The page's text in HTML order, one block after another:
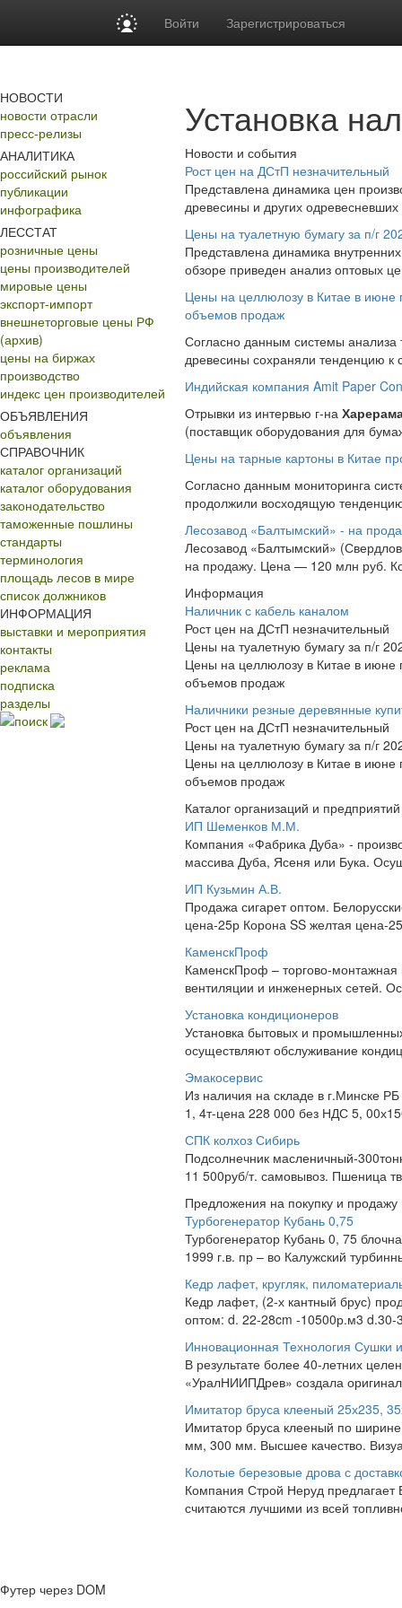
Войти Зарегистрироваться
НОВОСТИ
новости отрасли
пресс-релизы
АНАЛИТИКА
российский рынок
публикации
инфографика
ЛЕССТАТ
розничные цены
цены производителей
мировые цены
экспорт-импорт
внешнеторговые цены РФ
(архив)
цены на биржах
производство
индекс цен производителей
ОБЪЯВЛЕНИЯ
объявления
СПРАВОЧНИК
каталог организаций
каталог оборудования
законодательство
таможенные пошлины
стандарты
терминология
площадь лесов в мире
список должников
ИНФОРМАЦИЯ
выставки и мероприятия
контакты
реклама
подписка
разделы
поиск
Установка
Новости и события
Рост цен на ДСтП незначительный
Представлена динамика цен
древесины и других
Цены на туалетную бумагу за п/г
Представлена динамика
обзоре приведен анализ оптовых
Цены на целлюлозу в Китае в июне
объемов продаж
Согласно данным системы
древесины сохраняли тенденцию к
Индийская компания Amit Paper
Отрывки из интервью г-на
(поставщик оборудования для
Цены на тарные картоны в Китае
Согласно данным мониторинга
продолжили восходящую
Лесозавод «Балтымский» - на
Лесозавод «Балтымский»
на продажу. Цена — 120 млн руб.
Информация
Наличник с кабель каналом
Рост цен на ДСтП незначительный
Цены на туалетную бумагу за п/г
Цены на целлюлозу в Китае в июне
объемов продаж
Наличники резные деревянные
Рост цен на ДСтП незначительный
Цены на туалетную бумагу за п/г
Цены на целлюлозу в Китае в июне
объемов продаж
Каталог организаций и предприятий
ИП Шеменков М.М.
Компания «Фабрика Дуба» -
массива Дуба, Ясеня или Бука.
ИП Кузьмин А.В.
Продажа сигарет оптом.
цена-25р Корона SS желтая цена-
КаменскПроф
КаменскПроф – торгово-
вентиляции и инженерных сетей.
Установка кондиционеров
Установка бытовых и
осуществляют обслуживание
Эмакосервис
Из наличия на складе в г.Минске
1, 4т-цена 228 000 без НДС 5,
СПК колхоз Сибирь
Подсолнечник масленичный-
11 500руб/т. самовывоз. Пшеница
Предложения на покупку и продажу
Турбогенератор Кубань 0,75
Турбогенератор Кубань 0, 75
1999 г.в. пр – во Калужский
Кедр лафет, кругляк,
Кедр лафет, (2-х кантный брус)
оптом: d. 22-28cm -10500р.м3
Инновационная Технология Сушки
В результате более 40-летних
«УралНИИПДрев» создала
Имитатор бруса клееный 25х235,
Имитатор бруса клееный по
мм, 300 мм. Высшее качество.
Колотые березовые дрова с
Компания Строй Неруд
считаются лучшими из всей
Футер через DOM